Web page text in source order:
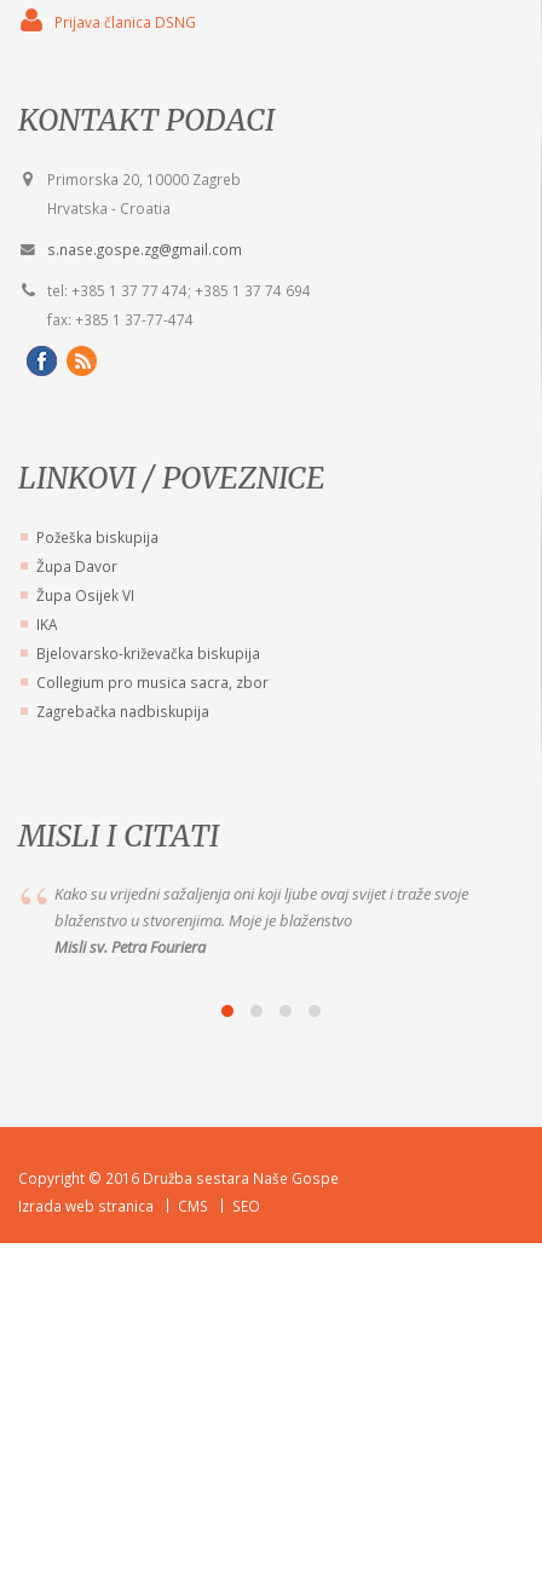
Prijava članica DSNG
KONTAKT PODACI
Primorska 20, 10000 Zagreb
Hrvatska - Croatia
s.nase.gospe.zg@gmail.com
tel: +385 1 37 77 474; +385 1 37 74 694
fax: +385 1 37-77-474
LINKOVI / POVEZNICE
Požeška biskupija
Župa Davor
Župa Osijek VI
IKA
Bjelovarsko-križevačka biskupija
Collegium pro musica sacra, zbor
Zagrebačka nadbiskupija
MISLI I CITATI
Kako su vrijedni sažaljenja oni koji ljube ovaj svijet i traže svoje
blaženstvo u stvorenjima. Moje je blaženstvo
Misli sv. Petra Fouriera
Copyright © 2016 Družba sestara Naše Gospe
Izrada web stranica
CMS SEO